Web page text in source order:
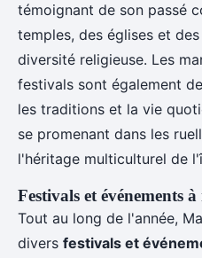
témoignant de son passé
temples, des églises et
diversité religieuse. Les
festivals sont également
les traditions et la vie
se promenant dans les
l'héritage multiculturel de
Festivals et événements
Tout au long de l'année,
divers festivals et